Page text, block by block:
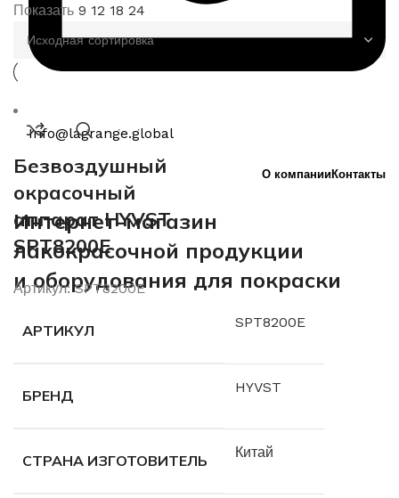
Info@lagrange.global
О компанииКонтакты
Интернет-магазин
лакокрасочной продукции
и оборудования для покраски
Показать 9 12 18 24
Безвоздушный
окрасочный
аппарат HYVST
SPT8200E
Артикул:SPT8200E
АРТИКУЛ SPT8200E
БРЕНД HYVST
СТРАНА ИЗГОТОВИТЕЛЬ Китай